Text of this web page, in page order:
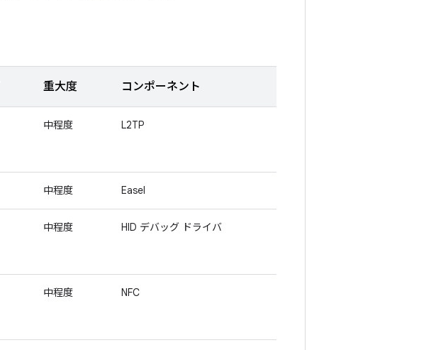
重大度 コンポーネント
中程度 L2TP
中程度 Easel
中程度 HID デバッグ ドライバ
中程度 NFC